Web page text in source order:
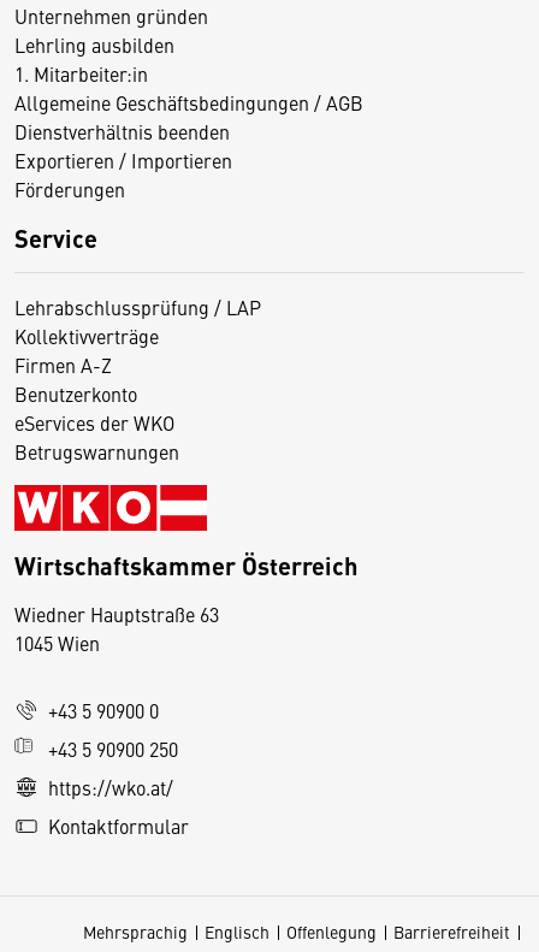
Unternehmen gründen
Lehrling ausbilden
1. Mitarbeiter:in
Allgemeine Geschäftsbedingungen / AGB
Dienstverhältnis beenden
Exportieren / Importieren
Förderungen
Service
Lehrabschlussprüfung / LAP
Kollektivverträge
Firmen A-Z
Benutzerkonto
eServices der WKO
Betrugswarnungen
Wirtschaftskammer Österreich
Wiedner Hauptstraße 63
1045 Wien
+43 5 90900 0
+43 5 90900 250
https://wko.at/
Kontaktformular
Mehrsprachig Englisch Offenlegung
Barrierefreiheit
D
s
e
S
e